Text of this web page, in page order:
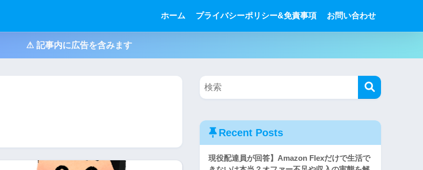
ホーム プライバシーポリシー&免責事項 お問い合わせ
⚠ 記事内に広告を含みます
Recent Posts
現役配達員が回答】Amazon Flexだけで生活で